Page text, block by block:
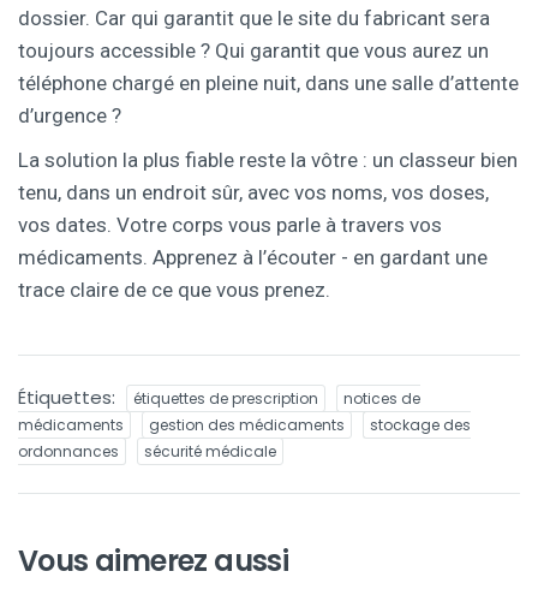
dossier. Car qui garantit que le site du fabricant sera
toujours accessible ? Qui garantit que vous aurez un
téléphone chargé en pleine nuit, dans une salle d’attente
d’urgence ?
La solution la plus fiable reste la vôtre : un classeur bien
tenu, dans un endroit sûr, avec vos noms, vos doses,
vos dates. Votre corps vous parle à travers vos
médicaments. Apprenez à l’écouter - en gardant une
trace claire de ce que vous prenez.
Étiquettes: étiquettes de prescription
notices de
médicaments
gestion des médicaments
stockage des
ordonnances
sécurité médicale
Vous aimerez aussi